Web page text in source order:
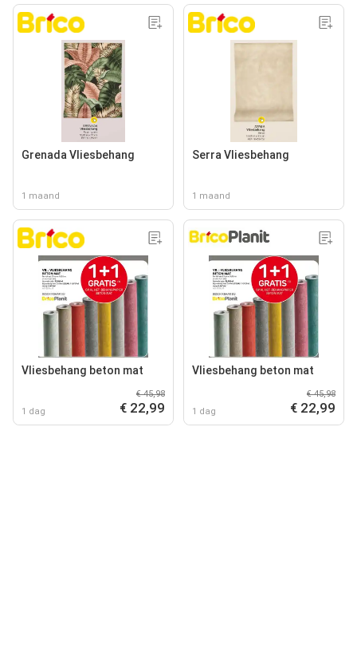
Grenada Vliesbehang
1 maand
Serra Vliesbehang
1 maand
Vliesbehang beton mat
1 dag
€ 45,98
€ 22,99
Vliesbehang beton mat
1 dag
€ 45,98
€ 22,99